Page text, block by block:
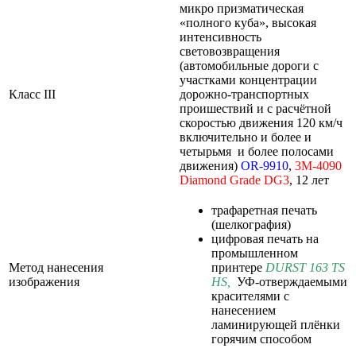
Класс III
микро призматическая
«полного куба», высокая
интенсивность
световозвращения
(автомобильные дороги с
участками концентрации
дорожно-транспортных
проишествий и с расчётной
скоростью движения 120 км/ч
включительно и более и
четырьмя и более полосами
движения) OR-9910, 3M-4090
Diamond Grade DG3, 12 лет
Метод нанесения
изображения
трафаретная печать
(шелкография)
цифровая печать на
промышленном
принтере DURST 163 TS
HS
УФ-отверждаемыми
красителями с
нанесением
ламинирующей плёнки
горячим способом